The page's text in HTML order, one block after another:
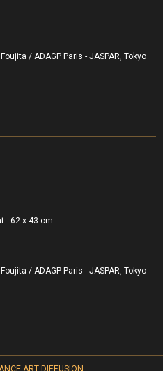
/ ADAGP Paris - JASPAR, Tokyo
: 62 x 43 cm
/ ADAGP Paris - JASPAR, Tokyo